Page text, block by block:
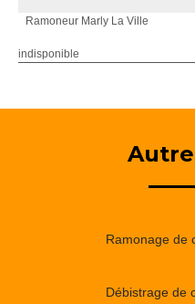
Ramoneur Marly La Ville
indisponible
Ramonage de
Débistrage de